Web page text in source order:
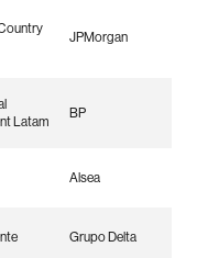
JPMorgan
Latam
BP
Alsea
Grupo Delta